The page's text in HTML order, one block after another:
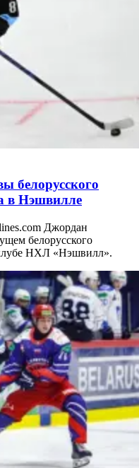
белорусского
в Нэшвилле
Джордан
белорусского
НХЛ «Нэшвилл».